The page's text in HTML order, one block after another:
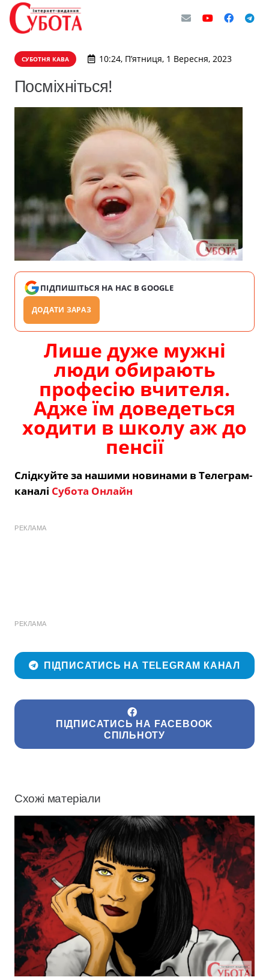
СУБОТНЯ КАВА 10:24, П’ятниця, 1 Вересня, 2023
Посміхніться!
ПІДПИШІТЬСЯ НА НАС В GOOGLE
ДОДАТИ ЗАРАЗ
Лише дуже мужні
люди обирають
професію вчителя.
Адже їм доведеться
ходити в школу аж до
пенсії
Слідкуйте за нашими новинами в Телеграм-
каналі Субота Онлайн
РЕКЛАМА
РЕКЛАМА
ПІДПИСАТИСЬ НА TELEGRAM КАНАЛ
ПІДПИСАТИСЬ НА FACEBOOK
СПІЛЬНОТУ
Схожі матеріали